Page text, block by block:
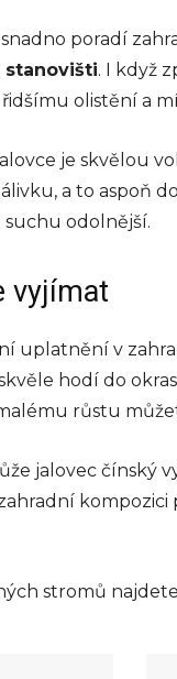
poradí
stanovišti. I když
olistění a
je skvělou
a to aspoň
suchu odolnější.
vyjímat
uplatnění v
hodí do
růstu
jalovec čínský
stromů